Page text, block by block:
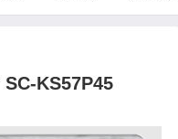
SC-KS57P45